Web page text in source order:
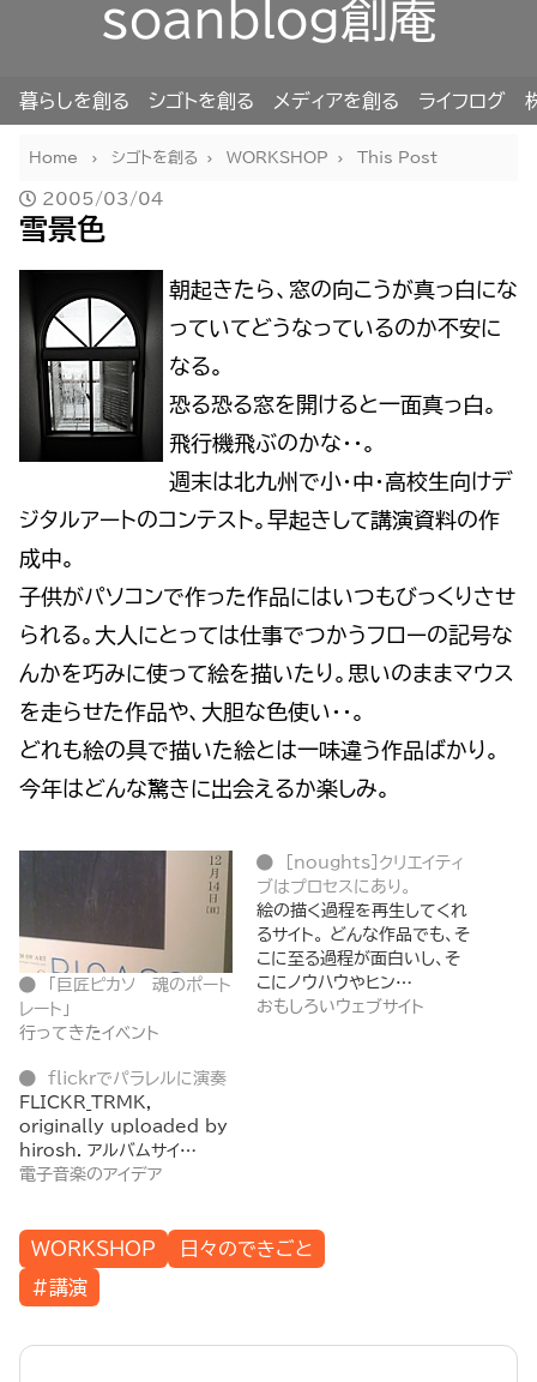
soanblog創庵
暮らしを創る シゴトを創る メディアを創る ライフログ
Home シゴトを創る WORKSHOP This Post
2005/03/04
雪景色
朝起きたら、窓の向こうが真っ白にな
っていてどうなっているのか不安に
なる。
恐る恐る窓を開けると一面真っ白。
飛行機飛ぶのかな・・。
週末は北九州で小・中・高校生向けデ
ジタルアートのコンテスト。早起きして講演資料の作
成中。
子供がパソコンで作った作品にはいつもびっくりさせ
られる。大人にとっては仕事でつかうフローの記号な
んかを巧みに使って絵を描いたり。思いのままマウス
を走らせた作品や、大胆な色使い・・。
どれも絵の具で描いた絵とは一味違う作品ばかり。
今年はどんな驚きに出会えるか楽しみ。
「巨匠ピカソ 魂のポート
レート」
行ってきたイベント
[noughts]クリエイティ
ブはプロセスにあり。
絵の描く過程を再生してくれ
るサイト。 どんな作品でも、そ
こに至る過程が面白いし、そ
こにノウハウやヒン…
おもしろいウェブサイト
flickrでパラレルに演奏
FLICKR_TRMK,
originally uploaded by
hirosh. アルバムサイ…
電子音楽のアイデア
WORKSHOP
日々のできごと
#講演